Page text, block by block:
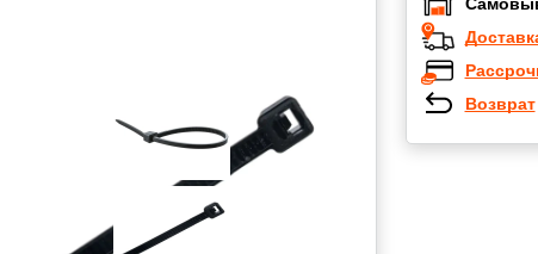
Возврат